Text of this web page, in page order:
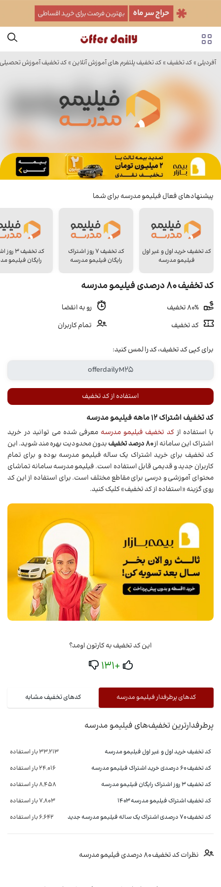
آفردیلی » کد تخفیف » کد تخفیف پلتفرم های آموزش آنلاین » کد تخفیف آموزش تحصیلی
پیشنهادهای فعال فیلیمو مدرسه برای شما
کد تخفیف خرید اول و غیر اول
فیلیمو مدرسه
کد تخفیف 7 روز اشتراک
رایگان فیلیمو مدرسه
کد تخفیف
رایگان فیلیمو
کد تخفیف 80 درصدی فیلیمو مدرسه
رو به انقضا
کد تخفیف
تمام کاربران
برای کپی کد تخفیف، کد را لمس کنید:
استفاده از کد تخفیف
کد تخفیف اشتراک 12 ماهه فیلیمو مدرسه
با استفاده ازکد تخفیف فیلیمو مدرسه معرفی شده می توانید در خرید
اشتراک این سامانه از80 درصد تخفیف
بدون محدودیت بهره مند شوید. این
کد تخفیف برای خرید اشتراک یک ساله فیلیمو مدرسه بوده و برای تمام
کاربران جدید و قدیمی قابل استفاده است. فیلیمو مدرسه سامانه تماشای
محتوای آموزشی و درسی برای مقاطع مختلف است. برای استفاده از این کد
روی گزینه «استفاده از کد تخفیف» کلیک کنید.
این کد تخفیف به کارتون اومد؟
+131
کدهای پرطرفدار فیلیمو مدرسه کدهای تخفیف مشابه
پرطرفدارترین تخفیف‌های فیلیمو مدرسه
کد تخفیف خرید اول و غیر اول فیلیمو مدرسه
33,213 بار استفاده
کد تخفیف 60 درصدی خرید اشتراک فیلیمو مدرسه
24,016 بار استفاده
کد تخفیف ۳ روز اشتراک رایگان فیلیمو مدرسه
8,458 بار استفاده
کد تخفیف اشتراک فیلیمو مدرسه 1403
7,803 بار استفاده
کد تخفیف 70 درصدی اشتراک یک ساله فیلیمو مدرسه جدید
6,642 بار استفاده
نظرات کد تخفیف 80 درصدی فیلیمو مدرسه